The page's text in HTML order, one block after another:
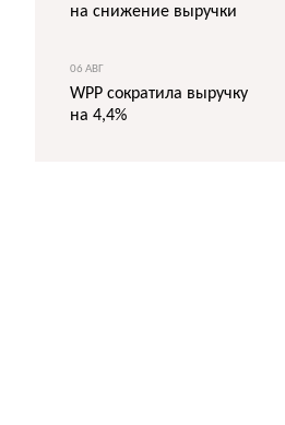
на снижение выручки
06 АВГ
WPP сократила выручку
на 4,4%